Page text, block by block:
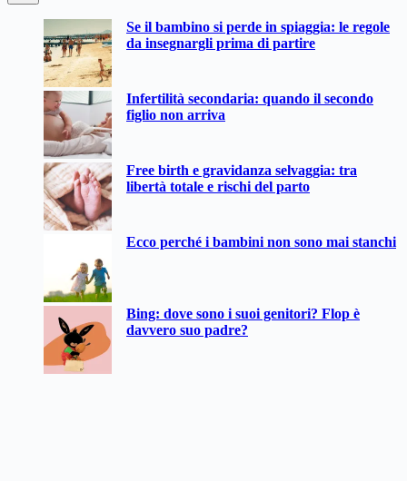
Se il bambino si perde in spiaggia: le regole
da insegnargli prima di partire
Infertilità secondaria: quando il secondo
figlio non arriva
Free birth e gravidanza selvaggia: tra
libertà totale e rischi del parto
Ecco perché i bambini non sono mai stanchi
Bing: dove sono i suoi genitori? Flop è
davvero suo padre?